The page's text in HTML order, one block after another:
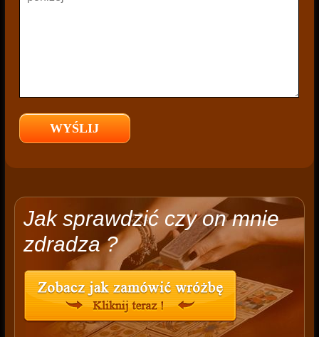
Jak sprawdzić czy on mnie
zdradza ?